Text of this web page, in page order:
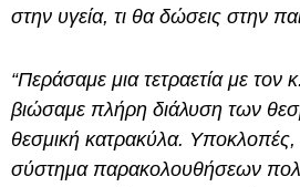
στην υγεία, τι θα δώσεις στην
“Περάσαμε μια τετραετία με
βιώσαμε πλήρη διάλυση των
θεσμική κατρακύλα. Υποκλοπές,
σύστημα παρακολουθήσεων